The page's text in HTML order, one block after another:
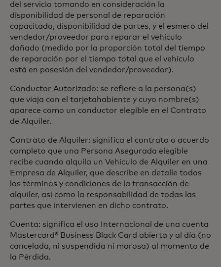
del servicio tomando en consideración la
disponibilidad de personal de reparación
capacitado, disponibilidad de partes, y el esmero del
vendedor/proveedor para reparar el vehículo
dañado (medido por la proporción total del tiempo
de reparación por el tiempo total que el vehículo
está en posesión del vendedor/proveedor).
Conductor Autorizado: se refiere a la persona(s)
que viaja con el tarjetahabiente y cuyo nombre(s)
aparece como un conductor elegible en el Contrato
de Alquiler.
Contrato de Alquiler: significa el contrato o acuerdo
completo que una Persona Asegurada elegible
recibe cuando alquila un Vehículo de Alquiler en una
Empresa de Alquiler, que describe en detalle todos
los términos y condiciones de la transacción de
alquiler, así como la responsabilidad de todas las
partes que intervienen en dicho contrato.
Cuenta: significa el uso Internacional de una cuenta
Mastercard® Business Black Card abierta y al día (no
cancelada, ni suspendida ni morosa) al momento de
la Pérdida.